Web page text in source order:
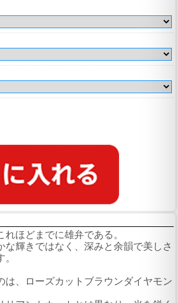
ほどまでに雄弁である。
な輝きではなく、深みと余韻で美しさ
は、ローズカットブラウンダイヤモン